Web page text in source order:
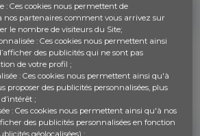
CONNEXION
Budget Responsible
vous !
: Ces cookies nous permettent de
partenaires comment vous arrivez sur
le nombre de visiteurs du Site;
: Ces cookies nous permettent ainsi
des publicités qui ne sont pas
de votre profil ;
: Ces cookies nous permettent ainsi qu'à
proposer des publicités personnalisées, plus
;
: Ces cookies nous permettent ainsi qu'à nos
des publicités personnalisées en fonction
géolocalisées) ;